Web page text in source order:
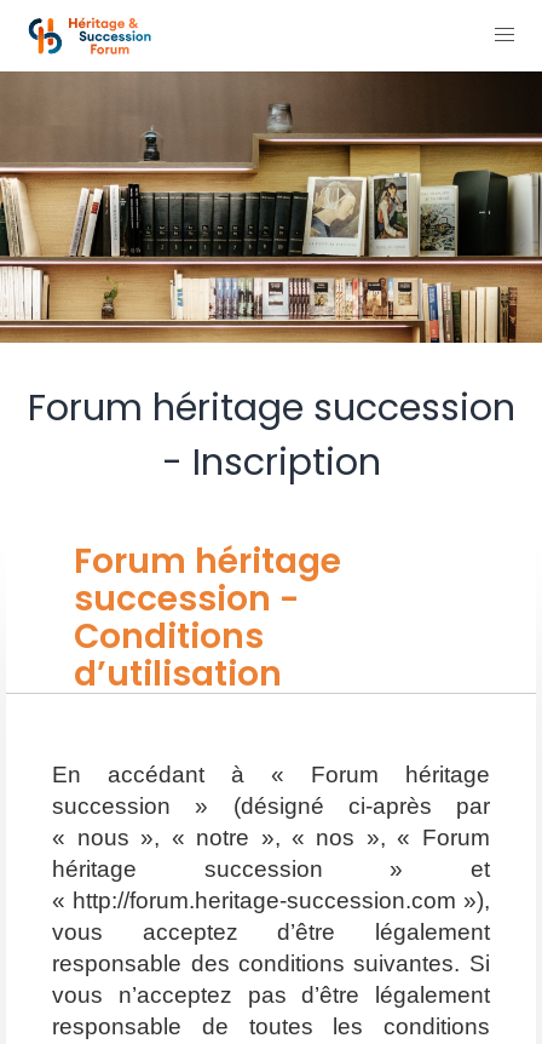
Forum héritage succession
- Inscription
Forum héritage
succession -
Conditions
d’utilisation
En accédant à « Forum héritage
succession » (désigné ci-après par
« nous », « notre », « nos », « Forum
héritage succession » et
« http://forum.heritage-succession.com »),
vous acceptez d’être légalement
responsable des conditions suivantes. Si
vous n’acceptez pas d’être légalement
responsable de toutes les conditions